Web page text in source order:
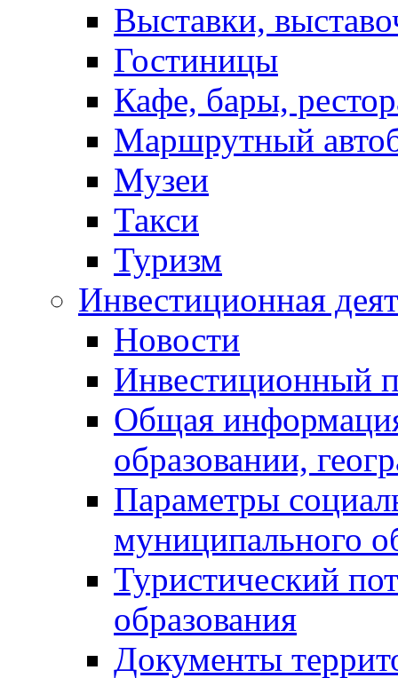
Выставки,
Гостиницы
Кафе, бары,
Маршрутный
Музеи
Такси
Туризм
Инвестиционная
Новости
Инвестиционный
Общая
образовании,
Параметры
муниципального
Туристический
образования
Документы